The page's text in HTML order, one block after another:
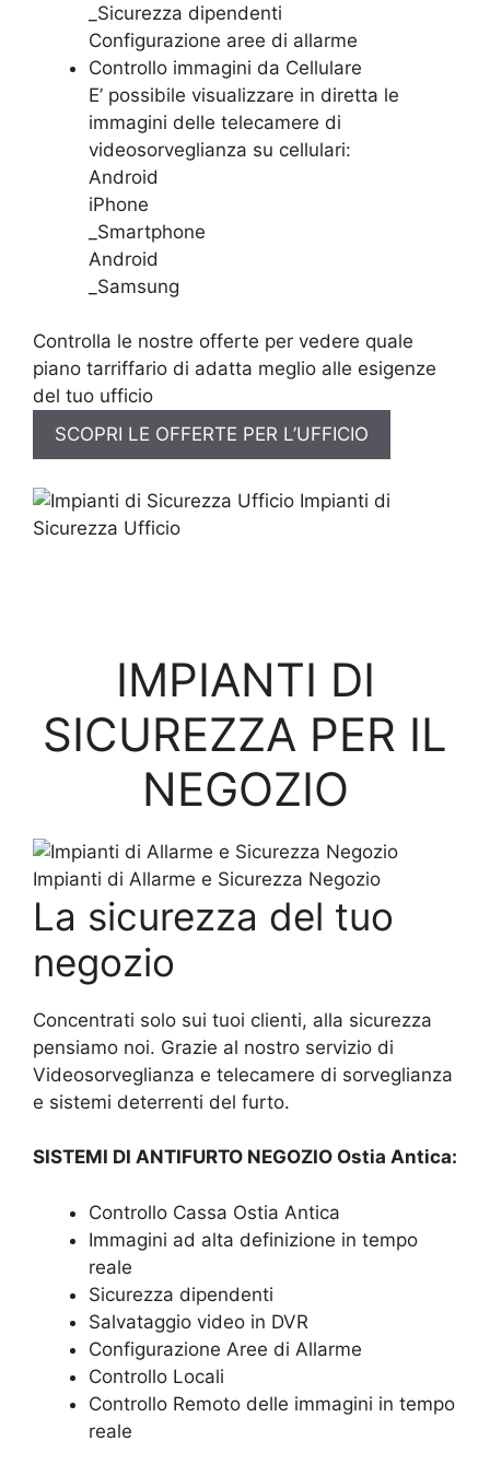
_Sicurezza dipendenti
Configurazione aree di allarme
Controllo immagini da Cellulare
E’ possibile visualizzare in diretta le
immagini delle telecamere di
videosorveglianza su cellulari:
Android
iPhone
_Smartphone
Android
_Samsung
Controlla le nostre offerte per vedere quale
piano tarriffario di adatta meglio alle esigenze
del tuo ufficio
SCOPRI LE OFFERTE PER L’UFFICIO
Impianti di
Sicurezza Ufficio
IMPIANTI DI
SICUREZZA PER IL
NEGOZIO
Impianti di Allarme e Sicurezza Negozio
La sicurezza del tuo
negozio
Concentrati solo sui tuoi clienti, alla sicurezza
pensiamo noi. Grazie al nostro servizio di
Videosorveglianza e telecamere di sorveglianza
e sistemi deterrenti del furto.
SISTEMI DI ANTIFURTO NEGOZIO Ostia Antica:
Controllo Cassa Ostia Antica
Immagini ad alta definizione in tempo
reale
Sicurezza dipendenti
Salvataggio video in DVR
Configurazione Aree di Allarme
Controllo Locali
Controllo Remoto delle immagini in tempo
reale